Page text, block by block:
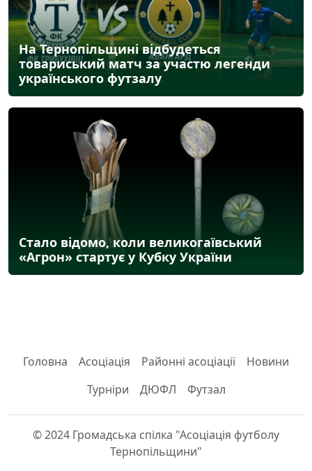
На Тернопільщині відбудеться
товариський матч за участю легенди
українського футзалу
Стало відомо, коли великогаївський
«Агрон» стартує у Кубку України
Головна Асоціація Районні асоціації
Новини
Турніри
ДЮФЛ Футзал
© 2024 Громадська спілка "Асоціація футболу
Тернопільщини"